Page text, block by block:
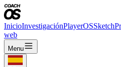
InicioInvestigaciónPlayerOSSketch
web
Menu